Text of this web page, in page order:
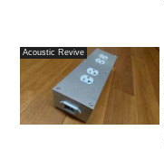
Acoustic Revive